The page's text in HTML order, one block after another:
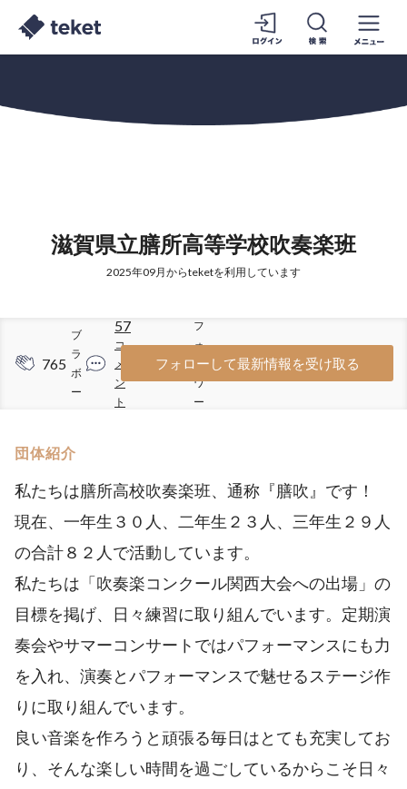
滋賀県立膳所高等学校吹奏楽班
2025年09月からteketを利用しています
765
ブ
ラ
ボ
ー
57
コ
メ
ン
ト
278
フ
ォ
ロ
ワ
ー
フォローして最新情報を受け取る
団体紹介
私たちは膳所高校吹奏楽班、通称『膳吹』です！
現在、一年生３０人、二年生２３人、三年生２９人
の合計８２人で活動しています。
私たちは「吹奏楽コンクール関西大会への出場」の
目標を掲げ、日々練習に取り組んでいます。定期演
奏会やサマーコンサートではパフォーマンスにも力
を入れ、演奏とパフォーマンスで魅せるステージ作
りに取り組んでいます。
良い音楽を作ろうと頑張る毎日はとても充実してお
り、そんな楽しい時間を過ごしているからこそ日々